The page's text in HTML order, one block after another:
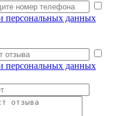
персональных данных
персональных данных